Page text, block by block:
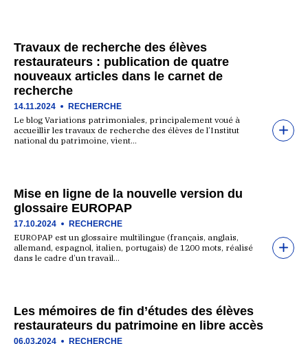
Travaux de recherche des élèves
restaurateurs : publication de quatre
nouveaux articles dans le carnet de
recherche
14.11.2024 RECHERCHE
Le blog Variations patrimoniales, principalement voué à
accueillir les travaux de recherche des élèves de l’Institut
national du patrimoine, vient…
Mise en ligne de la nouvelle version du
glossaire EUROPAP
17.10.2024 RECHERCHE
EUROPAP est un glossaire multilingue (français, anglais,
allemand, espagnol, italien, portugais) de 1200 mots, réalisé
dans le cadre d’un travail…
Les mémoires de fin d’études des élèves
restaurateurs du patrimoine en libre accès
06.03.2024 RECHERCHE